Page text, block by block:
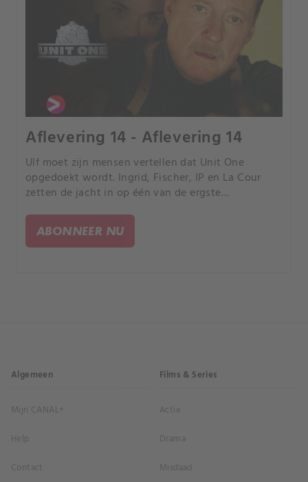
Aflevering 14 - Aflevering 14
Ulf moet zijn mensen vertellen dat Unit One
opgedoekt wordt. Ingrid, Fischer, IP en La Cour
zetten de jacht in op één van de ergste
ABONNEER NU
Algemeen
Mijn CANAL+
Help
Contact
Films & Series
Actie
Drama
Misdaad